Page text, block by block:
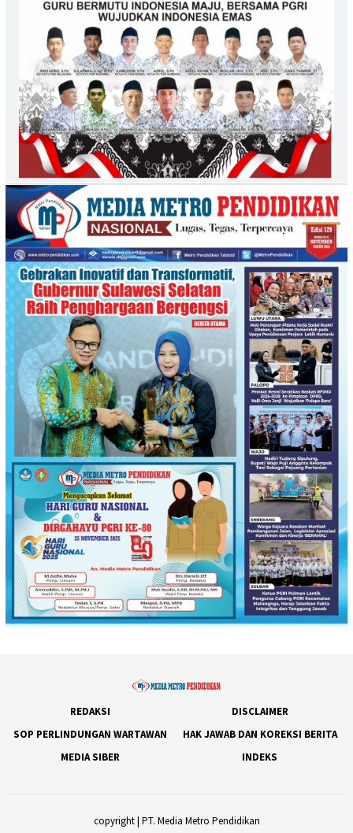
REDAKSI
DISCLAIMER
SOP PERLINDUNGAN WARTAWAN
HAK JAWAB DAN KOREKSI BERITA
MEDIA SIBER
INDEKS
copyright | PT. Media Metro Pendidikan